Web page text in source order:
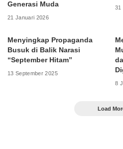
Generasi Muda
21 Januari 2026
31
Menyingkap Propaganda
Busuk di Balik Narasi
“September Hitam”
13 September 2025
8
Load